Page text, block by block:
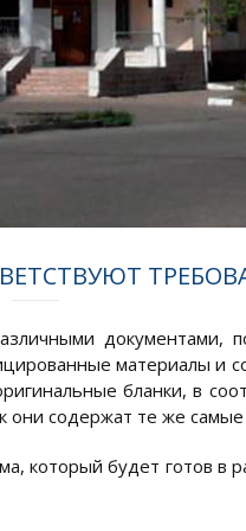
документами,
материалы и
бланки, в
они содержат те же
который будет готов